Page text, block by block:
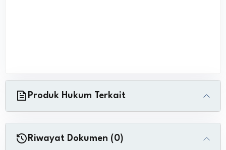
Produk Hukum Terkait
Riwayat Dokumen (0)